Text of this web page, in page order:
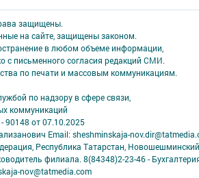
защищены.
на сайте, защищены законом.
в любом объеме информации,
с письменного согласия редакций СМИ.
по печати и массовым коммуникациям.
по надзору в сфере связи,
коммуникаций
от 07.10.2025
Email: sheshminskaja-
Республика Татарстан,
филиала. 8(84348)2-23-46 -
nov@tatmedia.com